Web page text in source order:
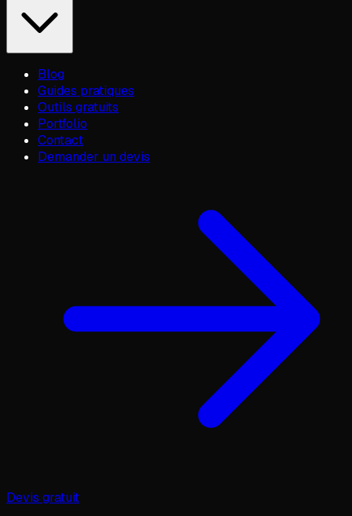
Blog
Guides pratiques
Outils gratuits
Portfolio
Contact
Demander un devis
Devis gratuit